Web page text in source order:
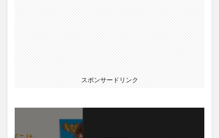
スポンサードリンク